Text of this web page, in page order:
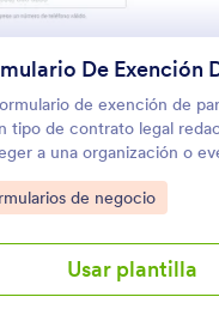
de exención de
tipo de contrato legal
a una organización o
to Category:de negocio
Usar plantilla